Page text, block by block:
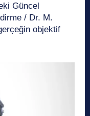
Güncel
/ Dr. M.